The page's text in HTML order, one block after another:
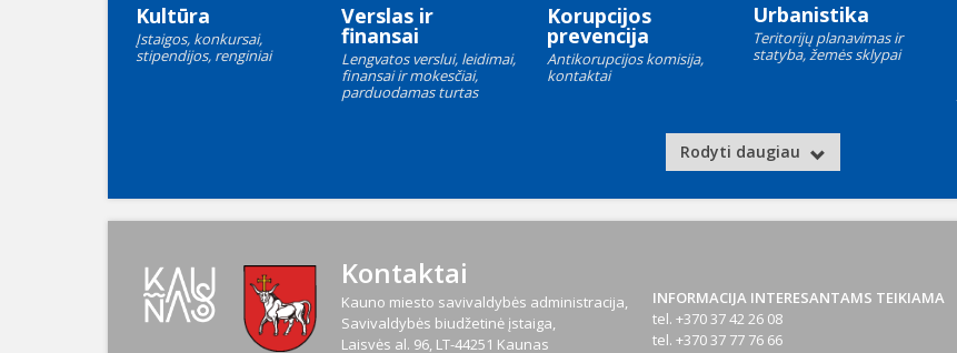
Kultūra
Įstaigos, konkursai,
stipendijos, renginiai
Verslas ir
finansai
Lengvatos verslui, leidimai,
finansai ir mokesčiai,
parduodamas turtas
Korupcijos
prevencija
Antikorupcijos komisija,
kontaktai
Urbanistika
Teritorijų planavimas ir
statyba, žemės sklypai
Rodyti daugiau
Kontaktai
Kauno miesto savivaldybės administracija,
Savivaldybės biudžetinė įstaiga,
Laisvės al. 96, LT-44251 Kaunas
INFORMACIJA INTERESANTAMS TEIKIAMA
tel. +370 37 42 26 08
tel. +370 37 77 76 66